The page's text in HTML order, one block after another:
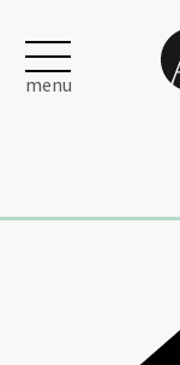
menu